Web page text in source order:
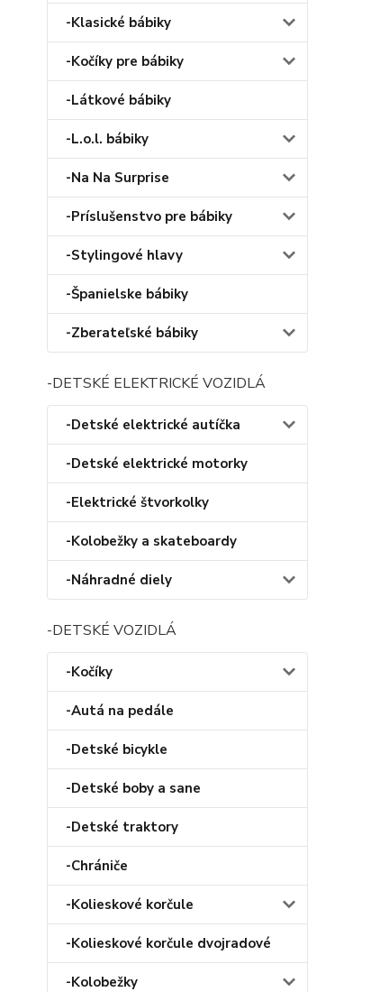
-Klasické bábiky
-Kočíky pre bábiky
-Látkové bábiky
-L.o.l. bábiky
-Na Na Surprise
-Príslušenstvo pre bábiky
-Stylingové hlavy
-Španielske bábiky
-Zberateľské bábiky
-DETSKÉ ELEKTRICKÉ VOZIDLÁ
-Detské elektrické autíčka
-Detské elektrické motorky
-Elektrické štvorkolky
-Kolobežky a skateboardy
-Náhradné diely
-DETSKÉ VOZIDLÁ
-Kočíky
-Autá na pedále
-Detské bicykle
-Detské boby a sane
-Detské traktory
-Chrániče
-Kolieskové korčule
-Kolieskové korčule dvojradové
-Kolobežky